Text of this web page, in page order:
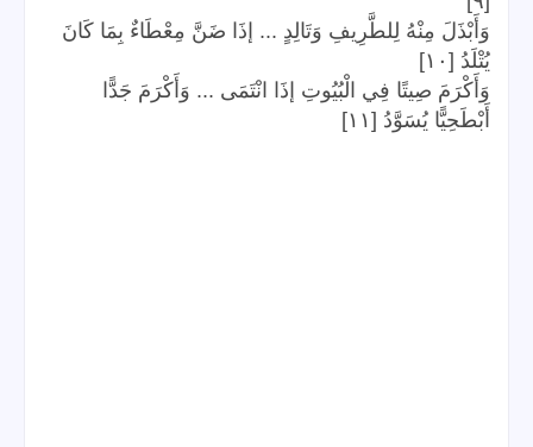
وَأَبْذَلَ مِنْهُ لِلطَّرِيفِ وَتَالِدٍ ... إذَا ضَنَّ مِعْطَاءٌ بِمَا كَانَ
يُتْلَدُ [١٠]
وَأَكْرَمَ صِيتًا فِي الْبُيُوتِ إذَا انْتَمَى ... وَأَكْرَمَ جَدًّا
أَبْطَحِيًّا يُسَوَّدُ [١١]